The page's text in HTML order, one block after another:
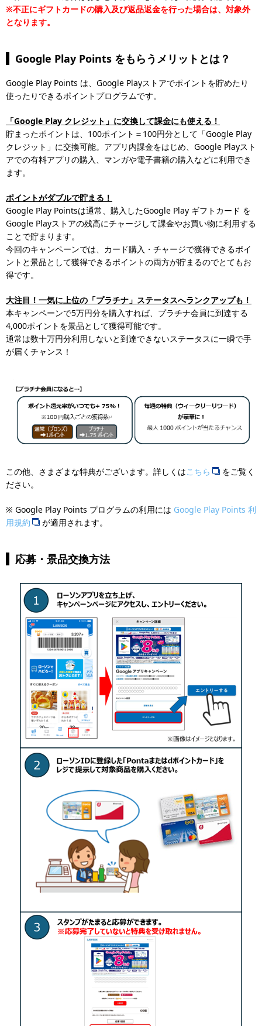
※不正にギフトカードの購入及び返品返金を行った場合は、対象外
となります。
Google Play Points をもらうメリットとは？
Google Play Points は、Google Playストアでポイントを貯めたり
使ったりできるポイントプログラムです。
「Google Play クレジット」に交換して課金にも使える！
貯まったポイントは、100ポイント＝100円分として「Google Play
クレジット」に交換可能。アプリ内課金をはじめ、Google Playスト
アでの有料アプリの購入、マンガや電子書籍の購入などに利用でき
ます。
ポイントがダブルで貯まる！
Google Play Pointsは通常、購入したGoogle Play ギフトカード を
Google Playストアの残高にチャージして課金やお買い物に利用する
ことで貯まります。
今回のキャンペーンでは、カード購入・チャージで獲得できるポイ
ントと景品として獲得できるポイントの両方が貯まるのでとてもお
得です。
大注目！一気に上位の「プラチナ」ステータスへランクアップも！
本キャンペーンで5万円分を購入すれば、プラチナ会員に到達する
4,000ポイントを景品として獲得可能です。
通常は数十万円分利用しないと到達できないステータスに一瞬で手
が届くチャンス！
この他、さまざまな特典がございます。詳しくはこちら
をご覧く
ださい。
※ Google Play Points プログラムの利用には Google Play Points 利
用規約
が適用されます。
応募・景品交換方法